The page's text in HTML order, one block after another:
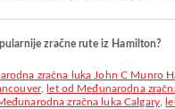
zračne rute iz Hamilton?
,
let od Međunarodna
zračna luka Calgary